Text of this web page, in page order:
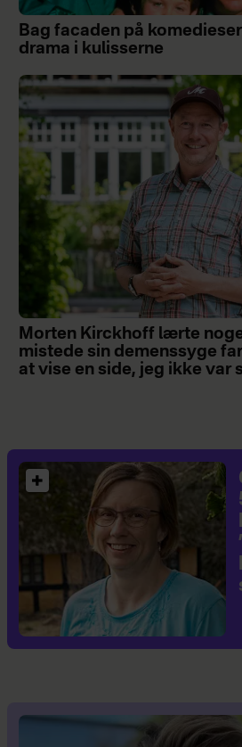
Bag facaden på
drama i kulisserne
Morten Kirckhoff lærte
mistede sin demenssyge
at vise en side, jeg ikke var